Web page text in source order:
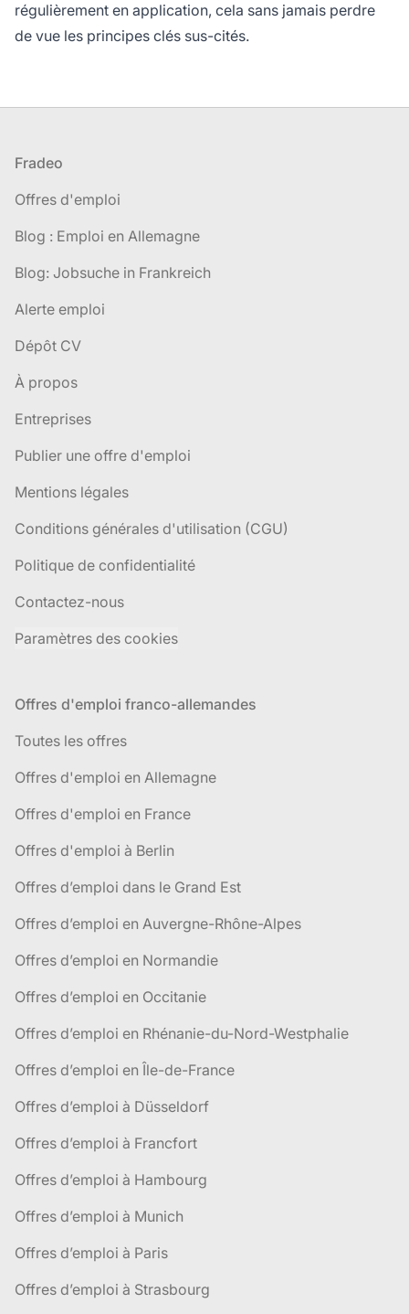
régulièrement en application, cela sans jamais perdre
de vue les principes clés sus-cités.
Pied de page
Fradeo
Offres d'emploi
Blog : Emploi en Allemagne
Blog: Jobsuche in Frankreich
Alerte emploi
Dépôt CV
À propos
Entreprises
Publier une offre d'emploi
Mentions légales
Conditions générales d'utilisation (CGU)
Politique de confidentialité
Contactez-nous
Paramètres des cookies
Offres d'emploi franco-allemandes
Toutes les offres
Offres d'emploi en Allemagne
Offres d'emploi en France
Offres d'emploi à Berlin
Offres d’emploi dans le Grand Est
Offres d’emploi en Auvergne-Rhône-Alpes
Offres d’emploi en Normandie
Offres d’emploi en Occitanie
Offres d’emploi en Rhénanie-du-Nord-Westphalie
Offres d’emploi en Île-de-France
Offres d’emploi à Düsseldorf
Offres d’emploi à Francfort
Offres d’emploi à Hambourg
Offres d’emploi à Munich
Offres d’emploi à Paris
Offres d’emploi à Strasbourg